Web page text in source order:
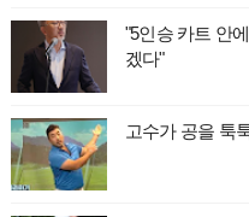
"5인승 카트 안
겠다"
고수가 공을 툭